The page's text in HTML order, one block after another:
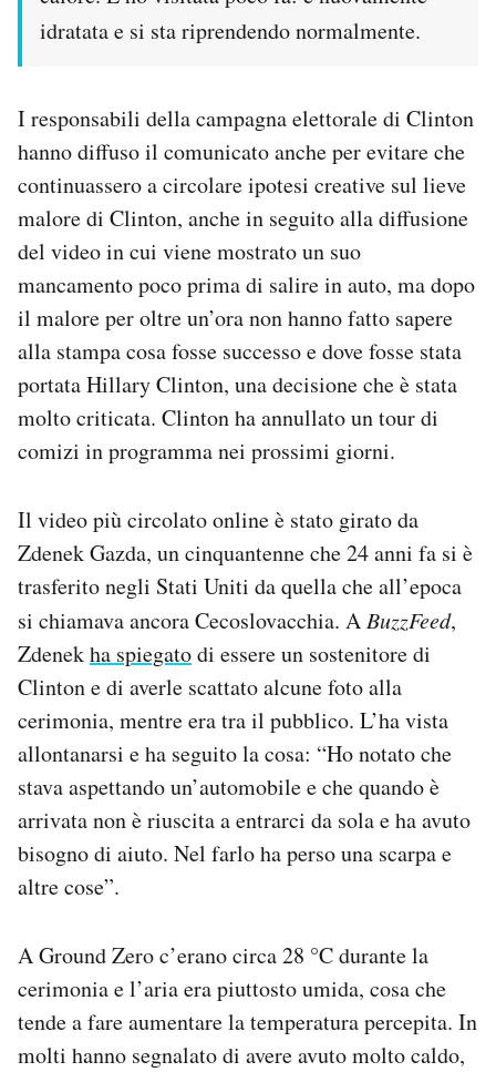
idratata e si sta riprendendo normalmente.
I responsabili della campagna elettorale di Clinton
hanno diffuso il comunicato anche per evitare che
continuassero a circolare ipotesi creative sul lieve
malore di Clinton, anche in seguito alla diffusione
del video in cui viene mostrato un suo
mancamento poco prima di salire in auto, ma dopo
il malore per oltre un’ora non hanno fatto sapere
alla stampa cosa fosse successo e dove fosse stata
portata Hillary Clinton, una decisione che è stata
molto criticata. Clinton ha annullato un tour di
comizi in programma nei prossimi giorni.
Il video più circolato online è stato girato da
Zdenek Gazda, un cinquantenne che 24 anni fa si è
trasferito negli Stati Uniti da quella che all’epoca
si chiamava ancora Cecoslovacchia. ABuzzFeed,
Zdenekha spiegatodi essere un sostenitore di
Clinton e di averle scattato alcune foto alla
cerimonia, mentre era tra il pubblico. L’ha vista
allontanarsi e ha seguito la cosa: “Ho notato che
stava aspettando un’automobile e che quando è
arrivata non è riuscita a entrarci da sola e ha avuto
bisogno di aiuto. Nel farlo ha perso una scarpa e
altre cose”.
A Ground Zero c’erano circa 28 °C durante la
cerimonia e l’aria era piuttosto umida, cosa che
tende a fare aumentare la temperatura percepita. In
molti hanno segnalato di avere avuto molto caldo,